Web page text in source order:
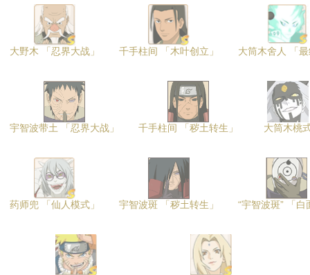
大野木 「忍界大战」 千手柱间 「木叶创立」 大筒木舍人 「
宇智波带土 「忍界大战」 千手柱间 「秽土转生」 大筒木桃
药师兜 「仙人模式」 宇智波斑 「秽土转生」 “宇智波斑” 「白